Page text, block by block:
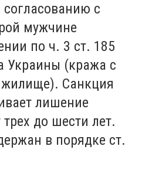
с
мужчине
по ч. 3 ст. 185
Украины (кража с
Санкция
лишение
до шести лет.
в порядке ст.